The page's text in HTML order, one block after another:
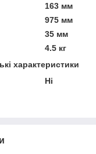
163 мм
975 мм
35 мм
4.5 кг
характеристики
Ні